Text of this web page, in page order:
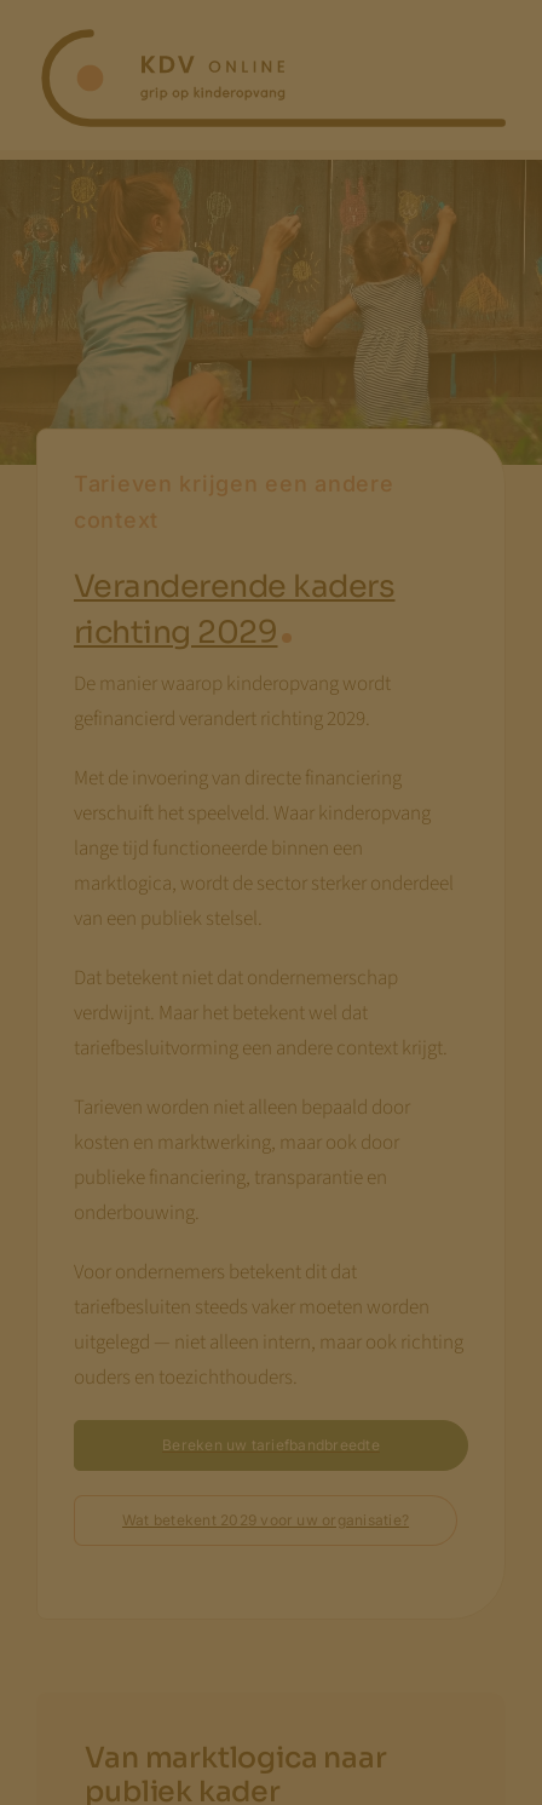
inhoud
Tarieven krijgen een andere
context
Veranderende kaders
richting 2029
De manier waarop kinderopvang wordt
gefinancierd verandert richting 2029.
Met de invoering van directe financiering
verschuift het speelveld. Waar kinderopvang
lange tijd functioneerde binnen een
marktlogica, wordt de sector sterker onderdeel
van een publiek stelsel.
Dat betekent niet dat ondernemerschap
verdwijnt. Maar het betekent wel dat
tariefbesluitvorming een andere context krijgt.
Tarieven worden niet alleen bepaald door
kosten en marktwerking, maar ook door
publieke financiering, transparantie en
onderbouwing.
Voor ondernemers betekent dit dat
tariefbesluiten steeds vaker moeten worden
uitgelegd — niet alleen intern, maar ook richting
ouders en toezichthouders.
Bereken uw tariefbandbreedte
Wat betekent 2029 voor uw organisatie?
Van marktlogica naar
publiek kader